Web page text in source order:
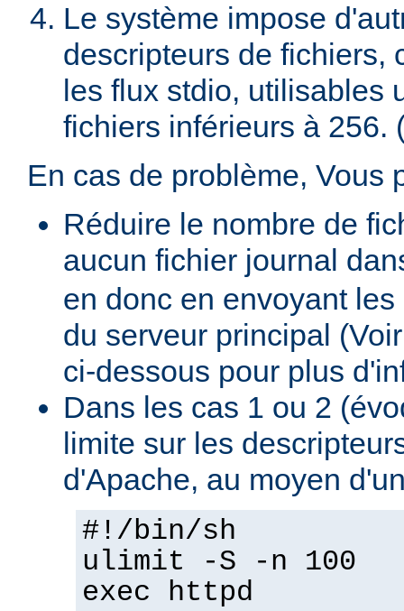
Le système impose
descripteurs de fichiers,
les flux stdio, utilisables
fichiers inférieurs à 256.
En cas de problème, Vous
Réduire le nombre de
aucun fichier journal
en donc en envoyant
du serveur principal
ci-dessous pour plus
Dans les cas 1 ou 2
limite sur les
d'Apache, au moyen
#!/bin/sh
ulimit -S -n 100
exec httpd